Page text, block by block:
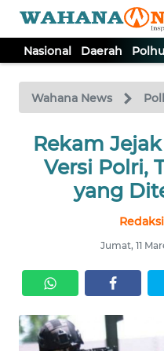
Nasional Daerah
Wahana News
Rekam
Versi Polri,
yang
Jumat, 11
TV
Tutup
NASIONAL
KRIMINAL
EKUIN